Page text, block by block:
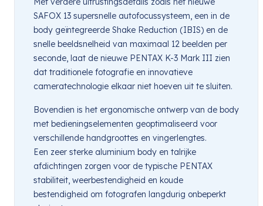
SAFOX 13 supersnelle autofocussysteem, een in de
body geïntegreerde Shake Reduction (IBIS) en de
snelle beeldsnelheid van maximaal 12 beelden per
seconde, laat de nieuwe PENTAX K-3 Mark III zien
dat traditionele fotografie en innovatieve
cameratechnologie elkaar niet hoeven uit te sluiten.
Bovendien is het ergonomische ontwerp van de body
met bedieningselementen geoptimaliseerd voor
verschillende handgroottes en vingerlengtes.
Een zeer sterke aluminium body en talrijke
afdichtingen zorgen voor de typische PENTAX
stabiliteit, weerbestendigheid en koude
bestendigheid om fotografen langdurig onbeperkt